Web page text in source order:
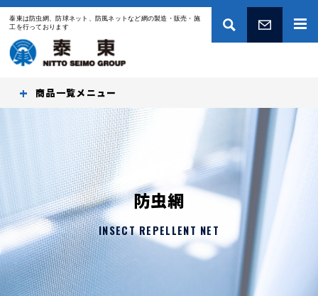
泰東は防虫網、防球ネット、防風ネットなど網の製造・販売・施
工を行っております
商品一覧
防虫網
INSECT REPELLENT NET